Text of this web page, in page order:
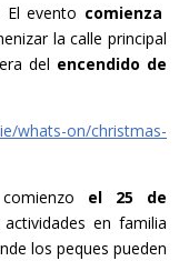
El evento comienza
la calle principal
del encendido de
whats-on/christmas-
el 25 de
en familia
los peques pueden